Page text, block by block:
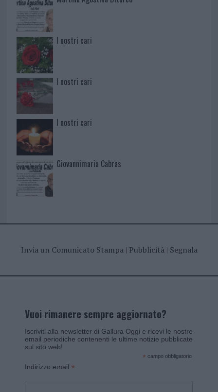
I nostri cari
I nostri cari
I nostri cari
Giovannimaria Cabras
Invia un Comunicato Stampa| Pubblicità| Segnala
Vuoi rimanere sempre aggiornato?
Iscriviti alla newsletter di Gallura Oggi e ricevi le nostre
email periodiche contenenti le ultime notizie pubblicate
sul sito web!
* campo obbligatorio
Indirizzo email *